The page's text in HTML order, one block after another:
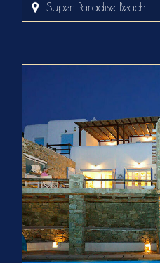
Super Paradise Beach